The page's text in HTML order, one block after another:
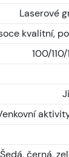
Laserové
kvalitní,
100/
Šedá, černá,